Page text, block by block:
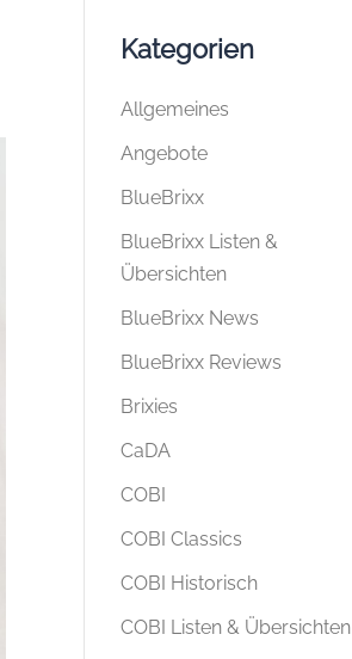
Kategorien
Allgemeines
Angebote
BlueBrixx
BlueBrixx Listen &
Übersichten
BlueBrixx News
BlueBrixx Reviews
Brixies
CaDA
COBI
COBI Classics
COBI Historisch
COBI Listen & Übersichten